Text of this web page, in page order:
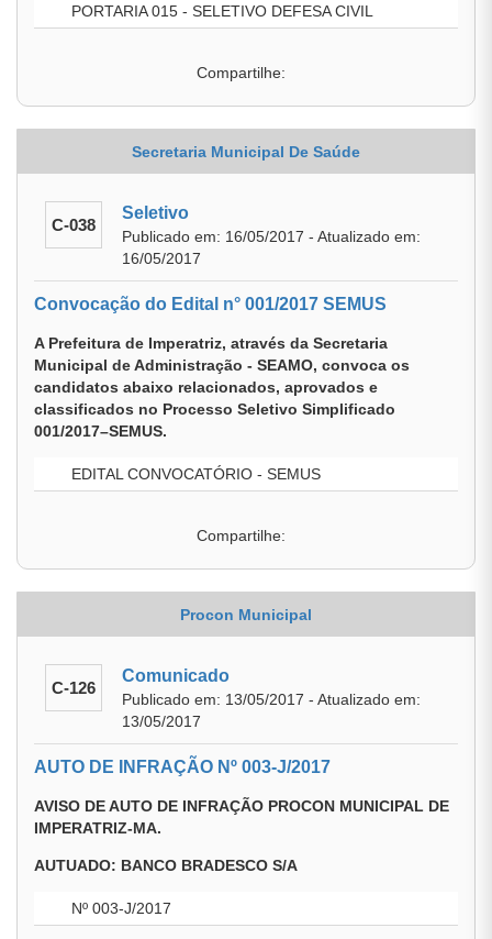
PORTARIA 015 - SELETIVO DEFESA CIVIL
Compartilhe:
Secretaria Municipal De Saúde
C-038
Seletivo
Publicado em: 16/05/2017 - Atualizado em:
16/05/2017
Convocação do Edital n° 001/2017 SEMUS
A Prefeitura de Imperatriz, através da Secretaria
Municipal de Administração - SEAMO, convoca os
candidatos abaixo relacionados, aprovados e
classificados no Processo Seletivo Simplificado
001/2017–SEMUS.
EDITAL CONVOCATÓRIO - SEMUS
Compartilhe:
Procon Municipal
C-126
Comunicado
Publicado em: 13/05/2017 - Atualizado em:
13/05/2017
AUTO DE INFRAÇÃO Nº 003-J/2017
AVISO DE AUTO DE INFRAÇÃO PROCON MUNICIPAL DE
IMPERATRIZ-MA.
AUTUADO: BANCO BRADESCO S/A
Nº 003-J/2017